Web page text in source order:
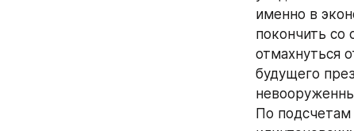
приведения
годов —
Новый
Блайсом-
Хоуп в
погиб в